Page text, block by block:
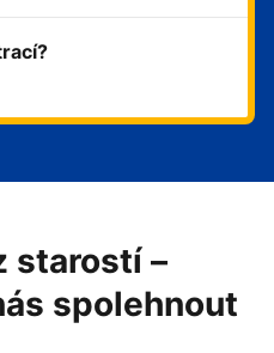
starostí –
spolehnout